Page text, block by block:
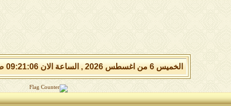
الخميس 6 من اغسطس 2026 , الساعة الان 09:21:07 صباحاً.